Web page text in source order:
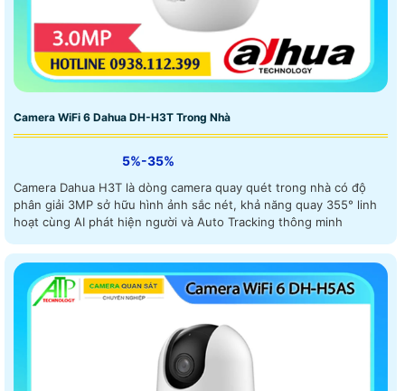
Camera WiFi 6 Dahua DH-H3T Trong Nhà
5%-35%
Camera Dahua H3T là dòng camera quay quét trong nhà có độ
phân giải 3MP sở hữu hình ảnh sắc nét, khả năng quay 355° linh
hoạt cùng AI phát hiện người và Auto Tracking thông minh